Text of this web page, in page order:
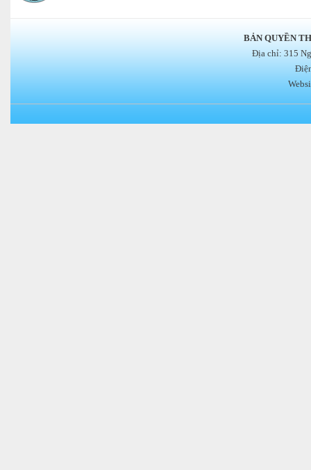
BẢN QUYỀN
Địa chỉ: 315